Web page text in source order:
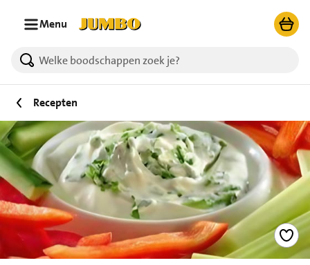
Menu
Recepten